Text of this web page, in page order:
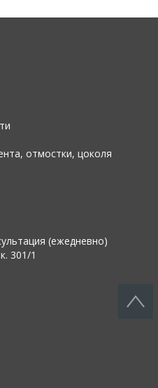
отмостки, цоколя
(ежедневно)
301/1